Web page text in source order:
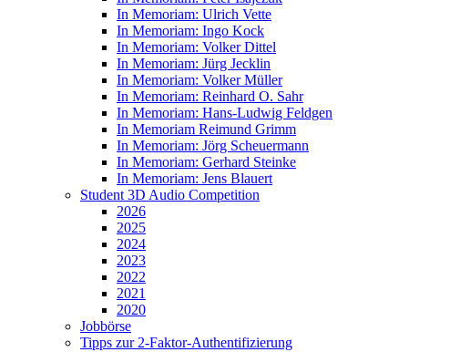
In Memoriam: Ulrich Vette
In Memoriam: Ingo Kock
In Memoriam: Volker Dittel
In Memoriam: Jürg Jecklin
In Memoriam: Volker Müller
In Memoriam: Reinhard O. Sahr
In Memoriam: Hans-Ludwig Feldgen
In Memoriam Reimund Grimm
In Memoriam: Jörg Scheuermann
In Memoriam: Gerhard Steinke
In Memoriam: Jens Blauert
Student 3D Audio Competition
2026
2025
2024
2023
2022
2021
2020
Jobbörse
Tipps zur 2-Faktor-Authentifizierung